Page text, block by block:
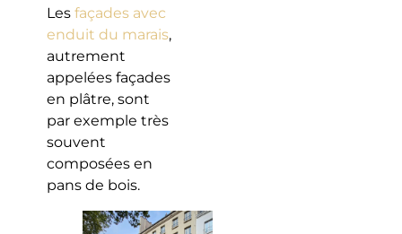
Les façades avec
enduit du marais,
autrement
appelées façades
en plâtre, sont
par exemple très
souvent
composées en
pans de bois.